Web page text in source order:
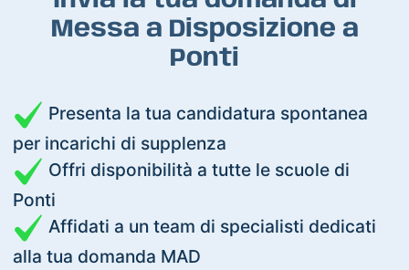
Messa a Disposizione a
Ponti
Presenta la tua candidatura spontanea
per incarichi di supplenza
Offri disponibilità a tutte le scuole di
Ponti
Affidati a un team di specialisti dedicati
alla tua domanda MAD